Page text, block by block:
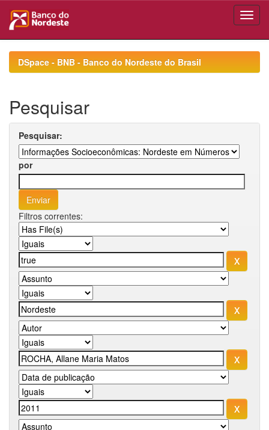
navigationDSpace - BNB - Banco do Nordeste do Brasil
Pesquisar
Pesquisar:
por
Filtros correntes: